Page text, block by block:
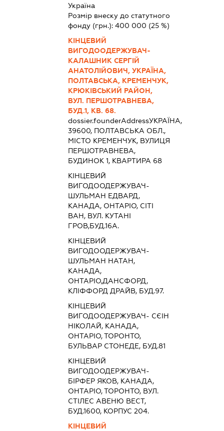
Україна
Розмір внеску до статутного
фонду (грн.): 400 000 (25 %)
КІНЦЕВИЙ
ВИГОДООДЕРЖУВАЧ-
КАЛАШНИК СЕРГІЙ
АНАТОЛІЙОВИЧ, УКРАЇНА,
ПОЛТАВСЬКА, КРЕМЕНЧУК,
КРЮКІВСЬКИЙ РАЙОН,
ВУЛ. ПЕРШОТРАВНЕВА,
БУД.1, КВ. 68.
dossier.founderAddressУКРАЇНА,
39600, ПОЛТАВСЬКА ОБЛ.,
МІСТО КРЕМЕНЧУК, ВУЛИЦЯ
ПЕРШОТРАВНЕВА,
БУДИНОК 1, КВАРТИРА 68
КІНЦЕВИЙ
ВИГОДООДЕРЖУВАЧ-
ШУЛЬМАН ЕДВАРД,
КАНАДА, ОНТАРІО, СІТІ
ВАН, ВУЛ. КУТАНІ
ГРОВ,БУД.16А.
КІНЦЕВИЙ
ВИГОДООДЕРЖУВАЧ-
ШУЛЬМАН НАТАН,
КАНАДА,
ОНТАРІО,ДАНСФОРД,
КЛІФФОРД ДРАЙВ, БУД.97.
КІНЦЕВИЙ
ВИГОДООДЕРЖУВАЧ- СЄІН
НІКОЛАЙ, КАНАДА,
ОНТАРІО, ТОРОНТО,
БУЛЬВАР СТОНЕДЕ, БУД.81
КІНЦЕВИЙ
ВИГОДООДЕРЖУВАЧ-
БІРФЕР ЯКОВ, КАНАДА,
ОНТАРІО, ТОРОНТО, ВУЛ.
СТІЛЕС АВЕНЮ ВЕСТ,
БУД.1600, КОРПУС 204.
КІНЦЕВИЙ